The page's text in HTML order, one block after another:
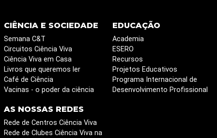
CIÊNCIA E SOCIEDADE
Semana C&T
Circuitos Ciência Viva
Ciência Viva em Casa
Livros que queremos ler
Café de Ciência
Vacinas - o poder da ciência
EDUCAÇÃO
Academia
ESERO
Recursos
Projetos Educativos
Programa Internacional de
Desenvolvimento Profissional
AS NOSSAS REDES
Rede de Centros Ciência Viva
Rede de Clubes Ciência Viva na